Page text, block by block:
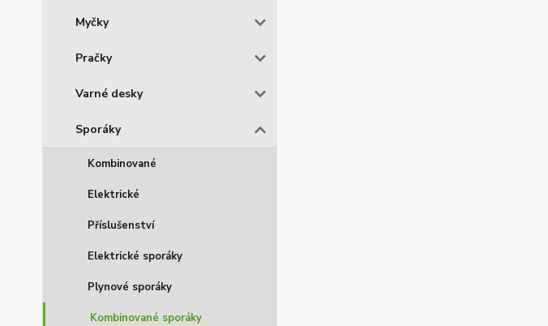
Myčky
Pračky
Varné desky
Sporáky
Kombinované
Elektrické
Příslušenství
Elektrické sporáky
Plynové sporáky
Kombinované sporáky